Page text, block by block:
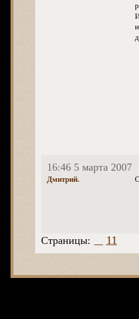
16:46 5 марта 2007
Дмитрий.
Страницы: 11